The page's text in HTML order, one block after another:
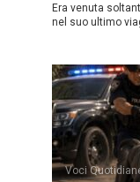
Era venuta
nel suo ultimo
Voci